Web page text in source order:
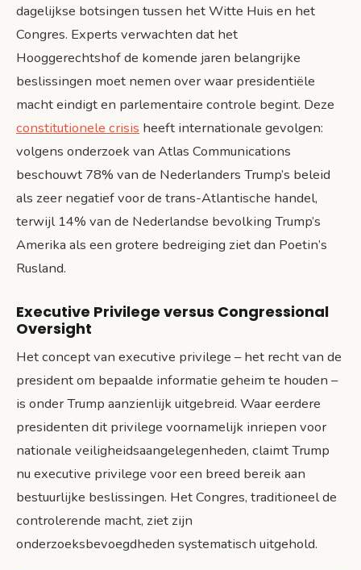
dagelijkse botsingen tussen het Witte Huis en het
Congres. Experts verwachten dat het
Hooggerechtshof de komende jaren belangrijke
beslissingen moet nemen over waar presidentiële
macht eindigt en parlementaire controle begint. Deze
constitutionele crisis heeft internationale gevolgen:
volgens onderzoek van Atlas Communications
beschouwt 78% van de Nederlanders Trump’s beleid
als zeer negatief voor de trans-Atlantische handel,
terwijl 14% van de Nederlandse bevolking Trump’s
Amerika als een grotere bedreiging ziet dan Poetin’s
Rusland.
Executive Privilege versus Congressional
Oversight
Het concept van executive privilege – het recht van de
president om bepaalde informatie geheim te houden –
is onder Trump aanzienlijk uitgebreid. Waar eerdere
presidenten dit privilege voornamelijk inriepen voor
nationale veiligheidsaangelegenheden, claimt Trump
nu executive privilege voor een breed bereik aan
bestuurlijke beslissingen. Het Congres, traditioneel de
controlerende macht, ziet zijn
onderzoeksbevoegdheden systematisch uitgehold.